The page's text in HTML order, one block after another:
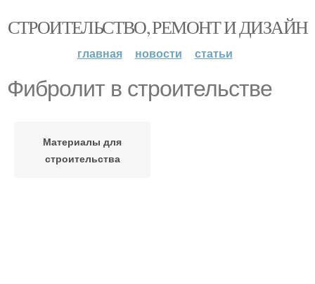
СТРОИТЕЛЬСТВО, РЕМОНТ И ДИЗАЙН
главная новости статьи
Фибролит в строительстве
Материалы для
строительства